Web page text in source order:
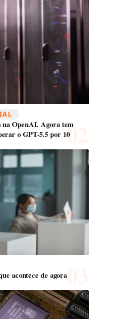
na OpenAI. Agora tem
o GPT-5.5 por 10
acontece de agora